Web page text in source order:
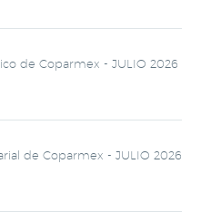
de Coparmex - JULIO 2026
de Coparmex - JULIO 2026